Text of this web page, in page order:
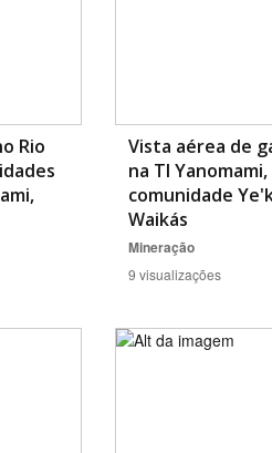
Rio
Vista aérea de
na TI
comunidade
Waikás
Mineração
9 visualizações